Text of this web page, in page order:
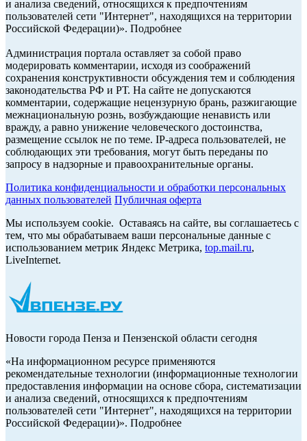
и анализа сведений, относящихся к предпочтениям
пользователей сети "Интернет", находящихся на территории
Российской Федерации)». Подробнее
Администрация портала оставляет за собой право
модерировать комментарии, исходя из соображений
сохранения конструктивности обсуждения тем и соблюдения
законодательства РФ и РТ. На сайте не допускаются
комментарии, содержащие нецензурную брань, разжигающие
межнациональную рознь, возбуждающие ненависть или
вражду, а равно унижение человеческого достоинства,
размещение ссылок не по теме. IP-адреса пользователей, не
соблюдающих эти требования, могут быть переданы по
запросу в надзорные и правоохранительные органы.
Политика конфиденциальности и обработки персональных
данных пользователей Публичная оферта
Мы используем cookie. Оставаясь на сайте, вы соглашаетесь с
тем, что мы обрабатываем ваши персональные данные с
использованием метрик Яндекс Метрика, top.mail.ru,
LiveInternet.
Новости города Пенза и Пензенской области сегодня
«На информационном ресурсе применяются
рекомендательные технологии (информационные технологии
предоставления информации на основе сбора, систематизации
и анализа сведений, относящихся к предпочтениям
пользователей сети "Интернет", находящихся на территории
Российской Федерации)». Подробнее